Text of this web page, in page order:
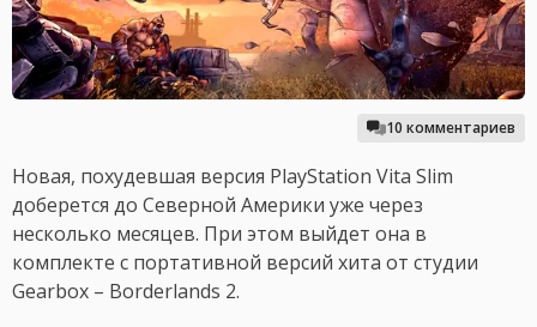
10 комментариев
Новая, похудевшая версия PlayStation Vita Slim
доберется до Северной Америки уже через
несколько месяцев. При этом выйдет она в
комплекте с портативной версий хита от студии
Gearbox – Borderlands 2.